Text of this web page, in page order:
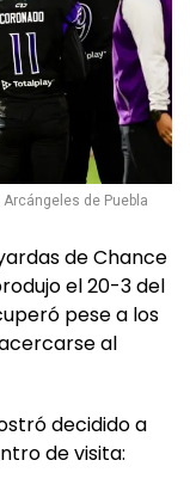
Arcángeles de Puebla
de Chance
el 20-3 del
pese a los
al
decidido a
de visita: